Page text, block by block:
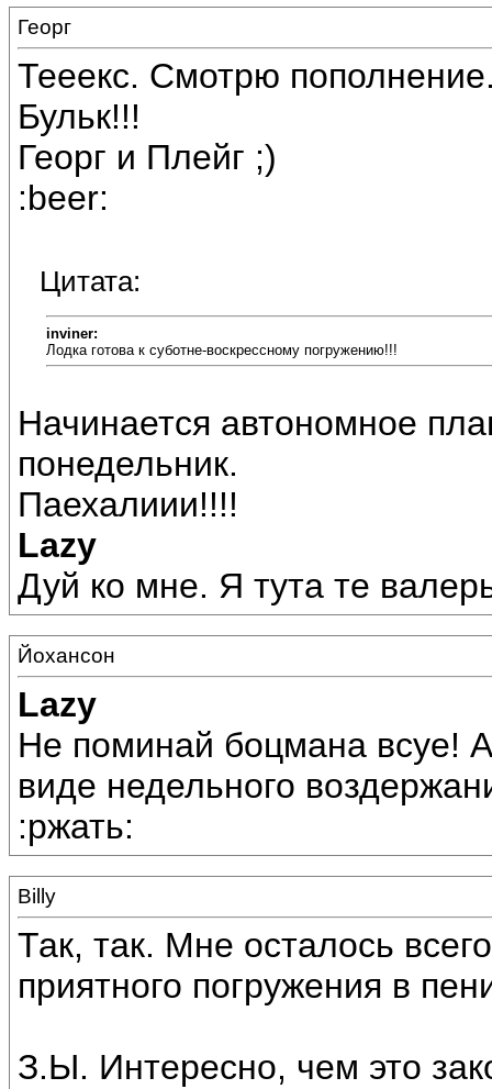
Георг
Тееекс. Смотрю
Бульк!!!
Георг и Плейг ;)
:beer:
Цитата:
inviner:
Лодка готова к суботне-воскрессному погружению!!!
Начинается автономное
понедельник.
Паехалиии!!!!
Lazy
Дуй ко мне. Я тута те
Йохансон
Lazy
Не поминай боцмана всуе!
виде недельного
:ржать:
Billy
Так, так. Мне осталось
приятного погружения в
З.Ы. Интересно, чем это